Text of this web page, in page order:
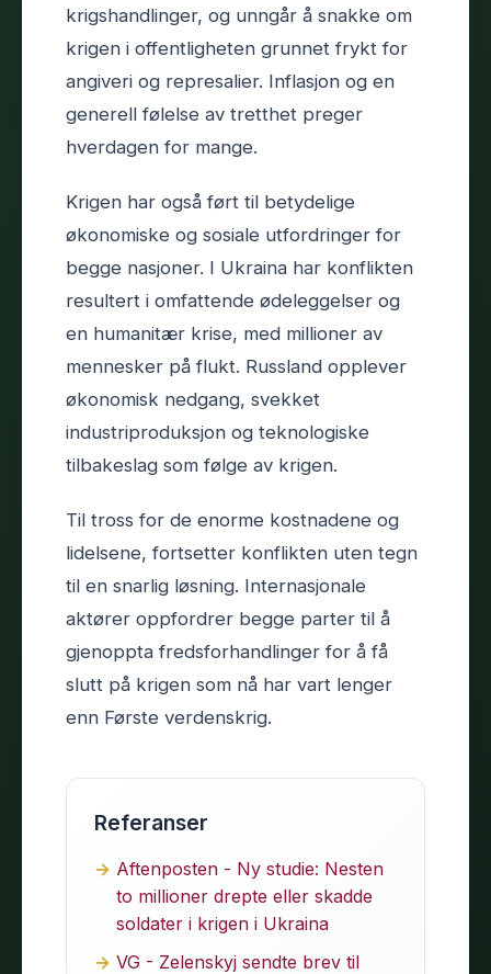
krigshandlinger, og unngår å snakke om
krigen i offentligheten grunnet frykt for
angiveri og represalier. Inflasjon og en
generell følelse av tretthet preger
hverdagen for mange.
Krigen har også ført til betydelige
økonomiske og sosiale utfordringer for
begge nasjoner. I Ukraina har konflikten
resultert i omfattende ødeleggelser og
en humanitær krise, med millioner av
mennesker på flukt. Russland opplever
økonomisk nedgang, svekket
industriproduksjon og teknologiske
tilbakeslag som følge av krigen.
Til tross for de enorme kostnadene og
lidelsene, fortsetter konflikten uten tegn
til en snarlig løsning. Internasjonale
aktører oppfordrer begge parter til å
gjenoppta fredsforhandlinger for å få
slutt på krigen som nå har vart lenger
enn Første verdenskrig.
Referanser
Aftenposten - Ny studie: Nesten
to millioner drepte eller skadde
soldater i krigen i Ukraina
VG - Zelenskyj sendte brev til